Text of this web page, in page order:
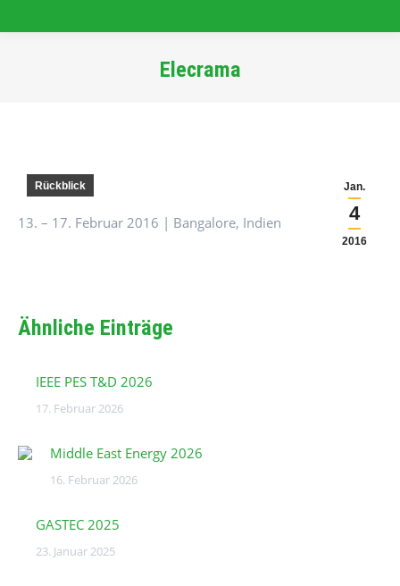
Elecrama
Jan.
4
2016
Rückblick
13. – 17. Februar 2016 | Bangalore, Indien
Ähnliche Einträge
IEEE PES T&D 2026
17. Februar 2026
Middle East Energy 2026
16. Februar 2026
GASTEC 2025
23. Januar 2025